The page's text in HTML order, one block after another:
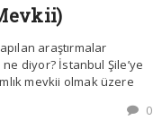
araştırmalar
diyor? İstanbul Şile’ye
mevkii olmak üzere
0